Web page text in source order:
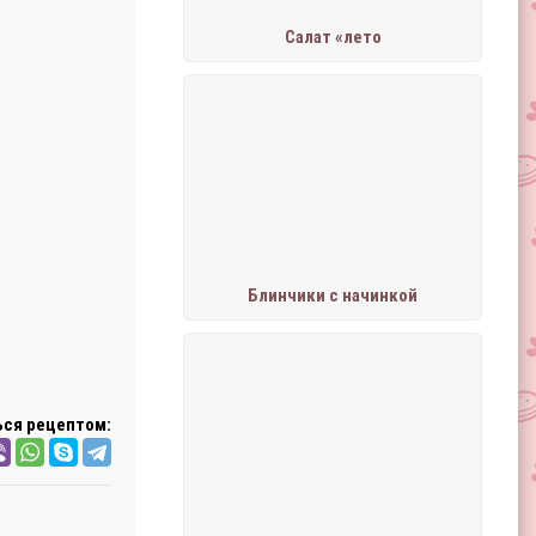
Салат «лето
Блинчики с начинкой
рецептом: